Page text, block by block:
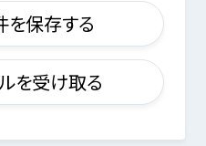
保存する
を受け取る